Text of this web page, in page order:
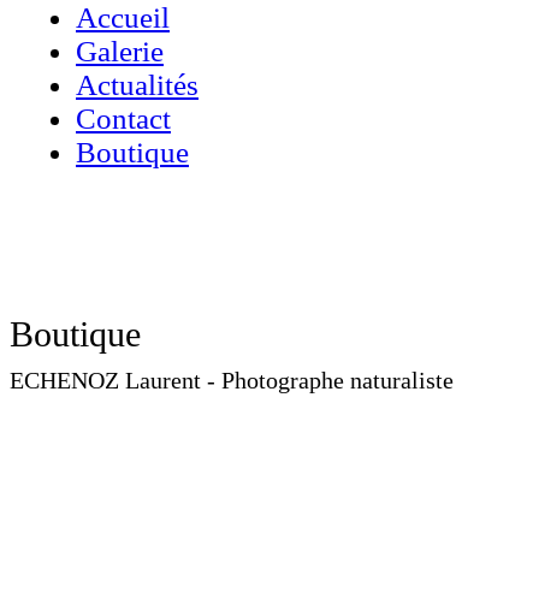
Accueil
Galerie
Actualités
Contact
Boutique
Boutique
ECHENOZ Laurent - Photographe naturaliste